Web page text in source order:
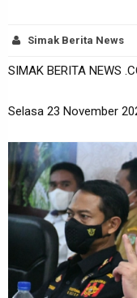
Simak Berita News
SIMAK BERITA NEWS
Selasa 23